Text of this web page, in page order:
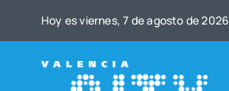
Hoy es vier­nes, 7 de agos­to de 2026